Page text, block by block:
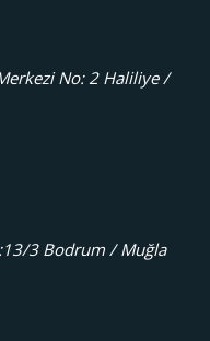
No: 2 Haliliye /
3 Bodrum / Muğla